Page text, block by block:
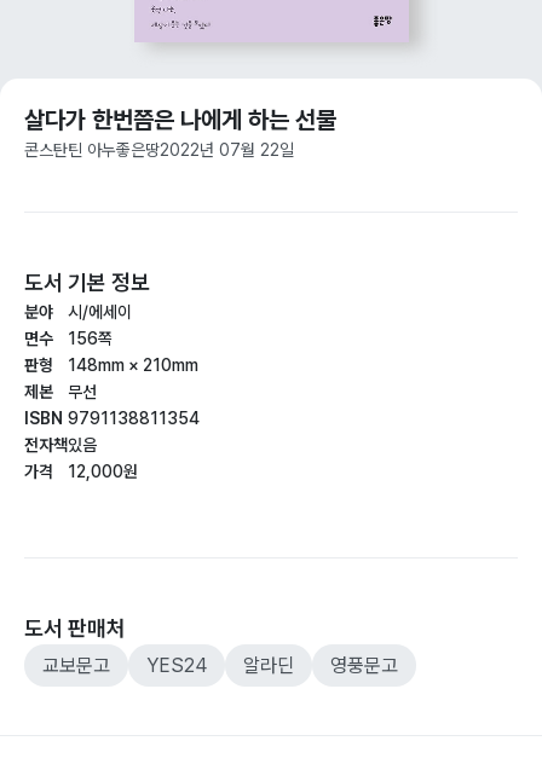
살다가 한번쯤은 나에게 하는 선물
콘스탄틴 아누좋은땅2022년 07월 22일
도서 기본 정보
분야
면수
판형
제본
ISBN
전자책
가격
시/에세이
156쪽
148mm × 210mm
무선
9791138811354
있음
12,000원
도서 판매처
교보문고 YES24 알라딘 영풍문고